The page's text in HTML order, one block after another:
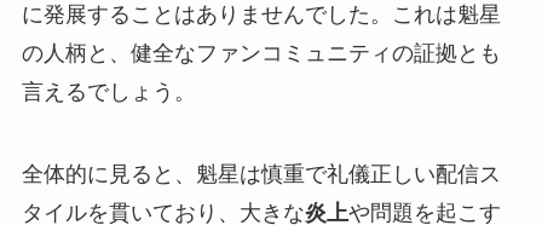
に発展することはありませんでした。これは魁星
の人柄と、健全なファンコミュニティの証拠とも
言えるでしょう。
全体的に見ると、魁星は慎重で礼儀正しい配信ス
タイルを貫いており、大きな炎上や問題を起こす